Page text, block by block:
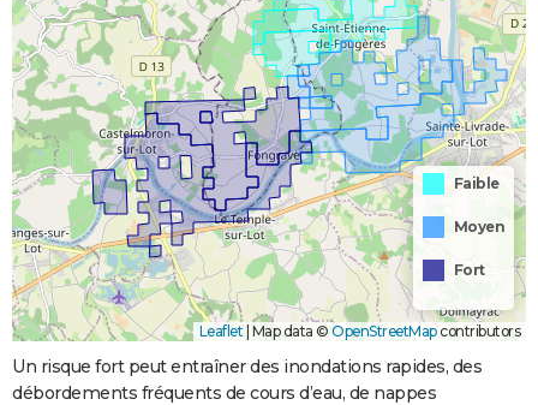
Faible
Moyen
Fort
Leaflet | Map data © OpenStreetMapcontributors
Un risque fort peut entraîner des inondations rapides, des
débordements fréquents de cours d’eau, de nappes